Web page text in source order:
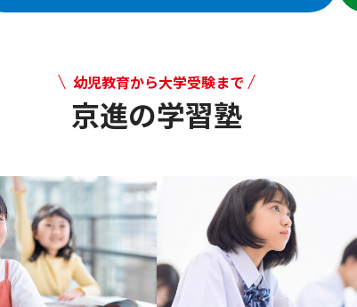
幼児教育から大学受験まで
京進の学習塾